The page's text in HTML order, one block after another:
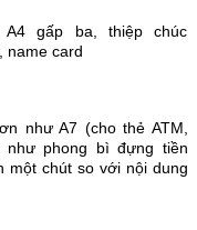
A4 gấp ba, thiệp chúc
name card
như A7 (cho thẻ ATM,
như phong bì đựng tiền
một chút so với nội dung